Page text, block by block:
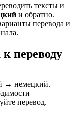
тексты и
и обратно.
перевода и
переводу
↔ немецкий.
перевод.